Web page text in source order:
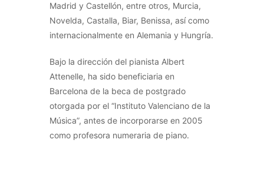
Madrid y Castellón, entre otros, Murcia,
Novelda, Castalla, Biar, Benissa, así como
internacionalmente en Alemania y Hungría.
Bajo la dirección del pianista Albert
Attenelle, ha sido beneficiaria en
Barcelona de la beca de postgrado
otorgada por el “Instituto Valenciano de la
Música”, antes de incorporarse en 2005
como profesora numeraria de piano.